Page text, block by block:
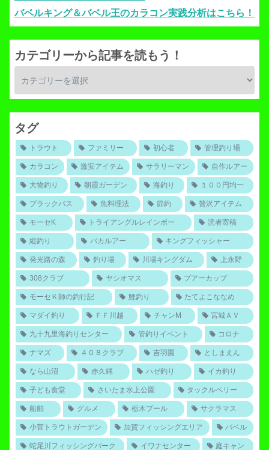
バベルキング＆バベル王のカラコン実践分析はこちら！
カテゴリーから記事を読もう！
タグ
トラウト ファミリー 初心者 管理釣り場
カラコン 激安アイテム サラリーマン 自作ルアー
大物釣り 朝霞ガーデン 海釣り １００円均一
ブラックバス 魚料理法 節約 贅沢アイテム
モーセK トライアングルレインボー 読者寄稿
縦釣り バカルアー キングフィッシャー
発光路の森 釣り場 川場キングダム 上永野
308クラブ ヤシオマス プアーカップ
モーセＫ師の釣行記 鯉釣り たてよこななめ
マダイ釣り ＦＦ川越 チャンM 宮城ＡＶ
九十九里海釣りセンター 管釣りイベント コロナ
ナマズ ４０８クラブ 吉羽園 としまえん
なら山沼 赤久縄 ハゼ釣り イカ釣り
子ども食堂 さいたま水上公園 タックルベリー
船舶 グルメ 栃木プール サクラマス
小菅トラウトガーデン 加賀フィッシングエリア バベル
蛇尾川フィッシングパーク イワナセンター 庭キャン